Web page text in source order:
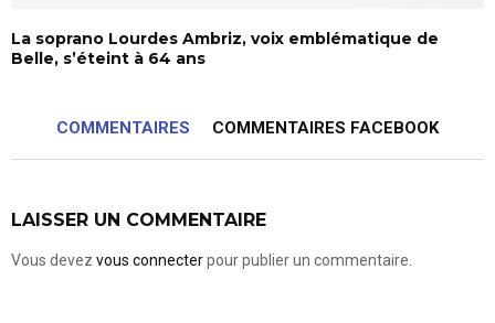
La soprano Lourdes Ambriz, voix emblématique de
Belle, s’éteint à 64 ans
COMMENTAIRES COMMENTAIRES FACEBOOK
LAISSER UN COMMENTAIRE
Vous devez vous connecterpour publier un commentaire.